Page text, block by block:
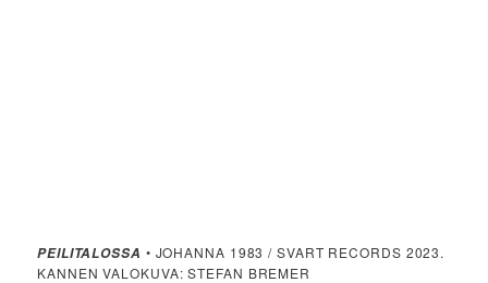
PEILITALOSSA • JOHANNA 1983 / SVART RECORDS 2023.
KANNEN VALOKUVA: STEFAN BREMER